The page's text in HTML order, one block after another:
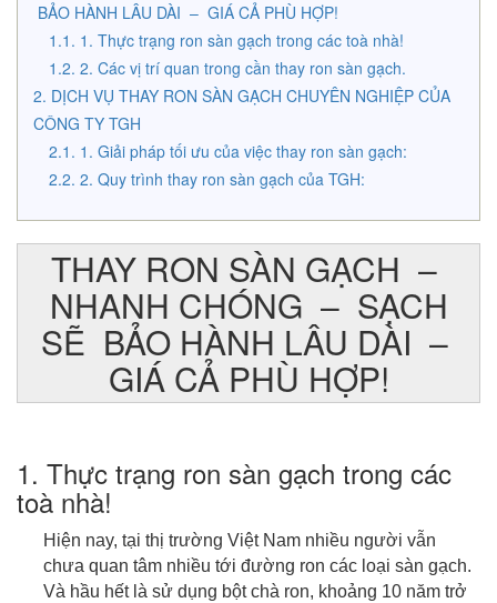
BẢO HÀNH LÂU DÀI – GIÁ CẢ PHÙ HỢP!
1. Thực trạng ron sàn gạch trong các toà nhà!
2. Các vị trí quan trong cần thay ron sàn gạch.
DỊCH VỤ THAY RON SÀN GẠCH CHUYÊN NGHIỆP CỦA
CÔNG TY TGH
1. Giải pháp tối ưu của việc thay ron sàn gạch:
2. Quy trình thay ron sàn gạch của TGH:
THAY RON SÀN GẠCH –
NHANH CHÓNG – SẠCH
SẼ BẢO HÀNH LÂU DÀI –
GIÁ CẢ PHÙ HỢP!
1. Thực trạng ron sàn gạch trong các
toà nhà!
Hiện nay, tại thị trường Việt Nam nhiều người vẫn
chưa quan tâm nhiều tới đường ron các loại sàn gạch.
Và hầu hết là sử dụng bột chà ron, khoảng 10 năm trở